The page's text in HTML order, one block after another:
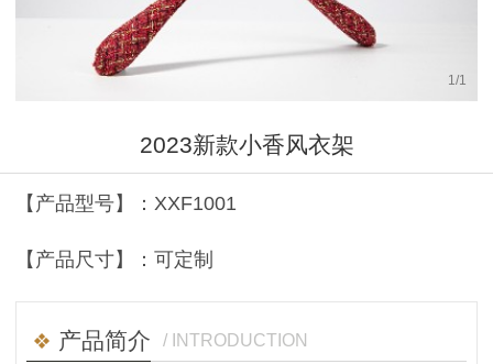
1 /1
2023新款小香风衣架
【产品型号】：XXF1001
【产品尺寸】：可定制
产品简介 / INTRODUCTION